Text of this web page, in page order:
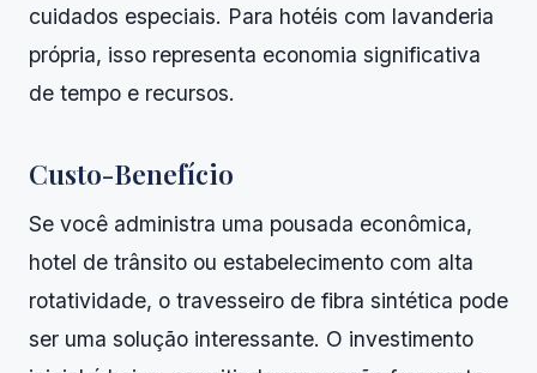
cuidados especiais. Para hotéis com lavanderia
própria, isso representa economia significativa
de tempo e recursos.
Custo-Benefício
Se você administra uma pousada econômica,
hotel de trânsito ou estabelecimento com alta
rotatividade, o travesseiro de fibra sintética pode
ser uma solução interessante. O investimento